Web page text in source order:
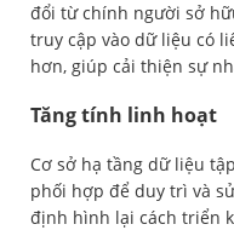
đổi từ chính người sở
truy cập vào dữ liệu có
hơn, giúp cải thiện sự
Tăng tính linh hoạt
Cơ sở hạ tầng dữ liệu
phối hợp để duy trì và
định hình lại cách triển